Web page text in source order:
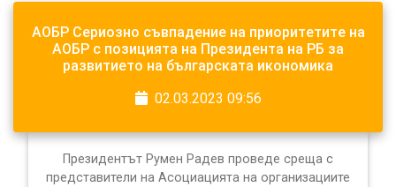
АОБР Сериозно съвпадение на приоритетите на
АОБР с позицията на Президента на РБ за
развитието на българската икономика
02.03.2023 09:56
Президентът Румен Радев проведе среща с
представители на Асоциацията на организациите